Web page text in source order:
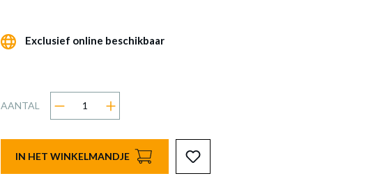
Exclusief online beschikbaar
AANTAL
IN HET WINKELMANDJE